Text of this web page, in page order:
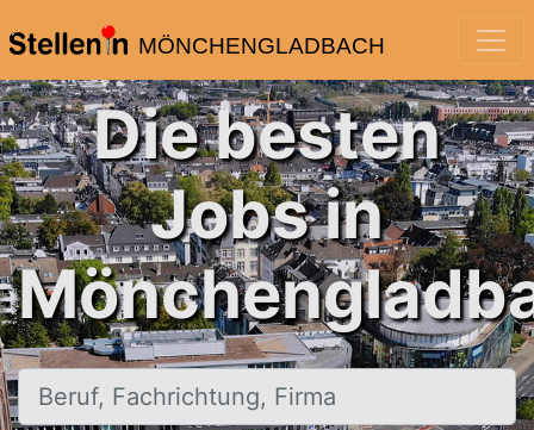
MÖNCHENGLADBACH
Die besten
Jobs in
Beruf, Fachrichtung, Firma